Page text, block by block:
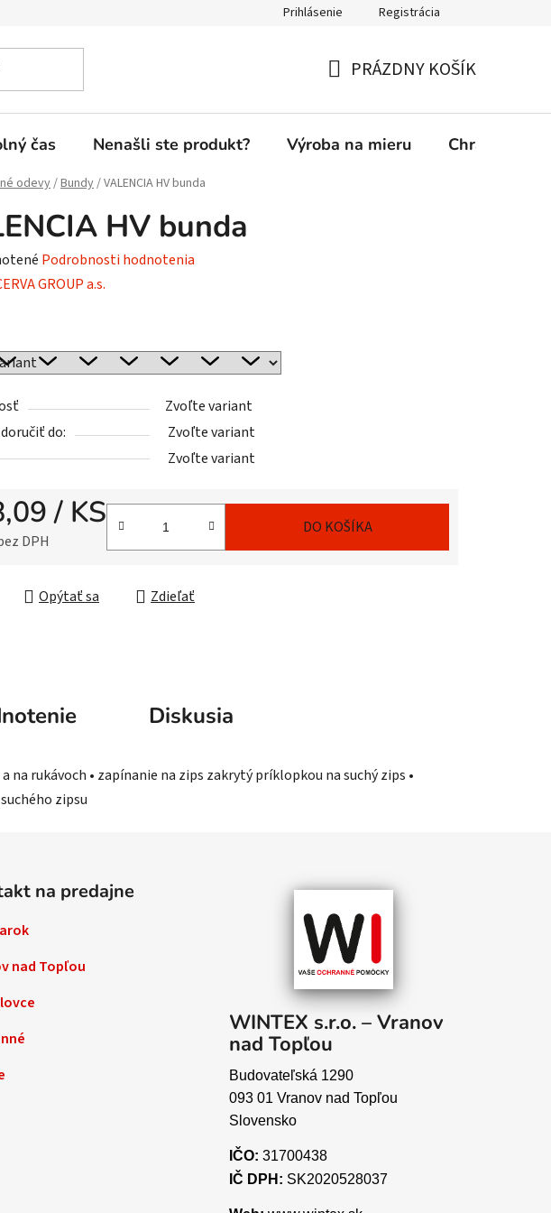
Prihlásenie Registrácia
KOŠÍK
PRÁZDNY KOŠÍK
čas Nenašli ste produkt? Výroba na mieru Chránená
odevy/Bundy/VALENCIA HV bunda
HV bunda
Podrobnosti hodnotenia
GROUP a.s.
Zvoľte variant
do:
Zvoľte variant
Zvoľte variant
/ KS
DPH
DO KOŠÍKA
Opýtať sa Zdieľať
Diskusia
rukávoch • zapínanie na zips zakrytý príklopkou na suchý zips •
zipsu
na predajne
nad Topľou
WINTEX s.r.o. – Vranov
nad Topľou
Budovateľská 1290
093 01 Vranov nad Topľou
Slovensko
IČO: 31700438
IČ DPH: SK2020528037